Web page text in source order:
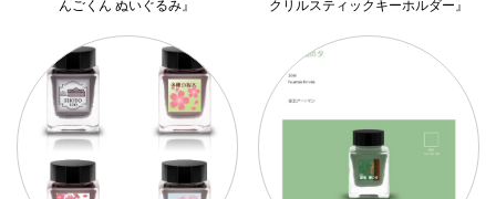
んごくん ぬいぐるみ』
クリルスティックキーホルダー』